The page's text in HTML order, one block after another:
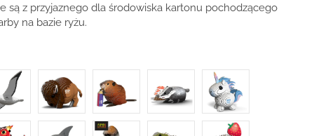
są z przyjaznego dla środowiska kartonu pochodzącego
na bazie ryżu.